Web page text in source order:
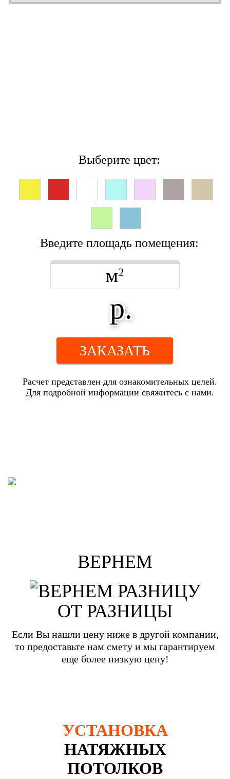
Выберите цвет:
Введите площадь помещения:
м2
р.
ЗАКАЗАТЬ
Расчет представлен для ознакомительных целей.
Для подробной информации свяжитесь с нами.
ВЕРНЕМ
ОТ РАЗНИЦЫ
Если Вы нашли цену ниже в другой компании,
то предоставьте нам смету и мы гарантируем
еще более низкую цену!
УСТАНОВКА
НАТЯЖНЫХ
ПОТОЛКОВ